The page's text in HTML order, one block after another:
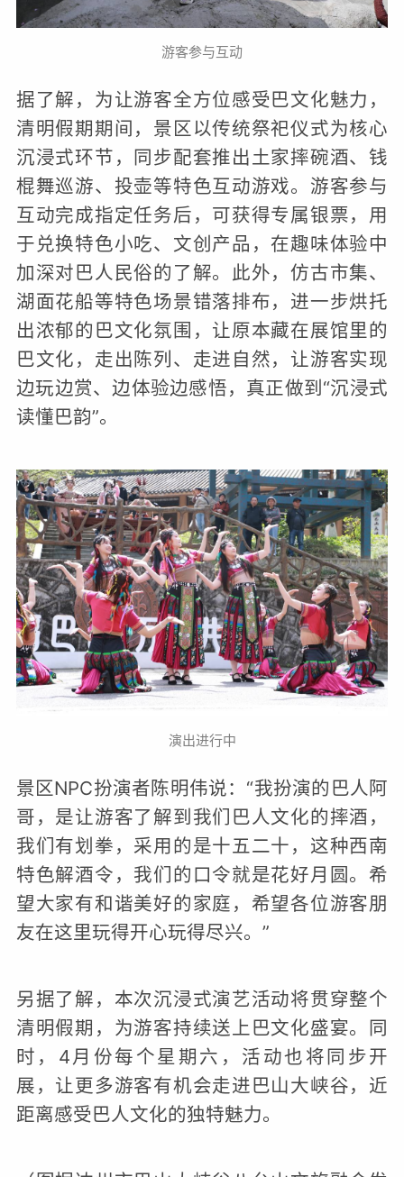
游客参与互动
据了解，为让游客全方位感受巴文化魅力，
清明假期期间，景区以传统祭祀仪式为核心
沉浸式环节，同步配套推出土家摔碗酒、钱
棍舞巡游、投壶等特色互动游戏。游客参与
互动完成指定任务后，可获得专属银票，用
于兑换特色小吃、文创产品，在趣味体验中
加深对巴人民俗的了解。此外，仿古市集、
湖面花船等特色场景错落排布，进一步烘托
出浓郁的巴文化氛围，让原本藏在展馆里的
巴文化，走出陈列、走进自然，让游客实现
边玩边赏、边体验边感悟，真正做到“沉浸式
读懂巴韵”。
演出进行中
景区NPC扮演者陈明伟说：“我扮演的巴人阿
哥，是让游客了解到我们巴人文化的摔酒，
我们有划拳，采用的是十五二十，这种西南
特色解酒令，我们的口令就是花好月圆。希
望大家有和谐美好的家庭，希望各位游客朋
友在这里玩得开心玩得尽兴。”
另据了解，本次沉浸式演艺活动将贯穿整个
清明假期，为游客持续送上巴文化盛宴。同
时，4月份每个星期六，活动也将同步开
展，让更多游客有机会走进巴山大峡谷，近
距离感受巴人文化的独特魅力。